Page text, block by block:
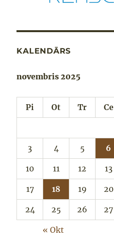
KALENDĀRS
novembris 2025
Pi Ot Tr Ce
3 4 5 6
10 11 12 13
17 18 19 20
24 25 26 27
« Okt